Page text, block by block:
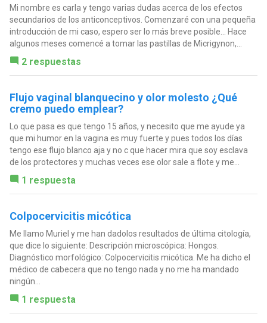
Mi nombre es carla y tengo varias dudas acerca de los efectos
secundarios de los anticonceptivos. Comenzaré con una pequeña
introducción de mi caso, espero ser lo más breve posible... Hace
algunos meses comencé a tomar las pastillas de Micrigynon,...
2 respuestas
Flujo vaginal blanquecino y olor molesto ¿Qué
cremo puedo emplear?
Lo que pasa es que tengo 15 años, y necesito que me ayude ya
que mi humor en la vagina es muy fuerte y pues todos los días
tengo ese flujo blanco aja y no c que hacer mira que soy esclava
de los protectores y muchas veces ese olor sale a flote y me...
1 respuesta
Colpocervicitis micótica
Me llamo Muriel y me han dadolos resultados de última citología,
que dice lo siguiente: Descripción microscópica: Hongos.
Diagnóstico morfológico: Colpocervicitis micótica. Me ha dicho el
médico de cabecera que no tengo nada y no me ha mandado
ningún...
1 respuesta